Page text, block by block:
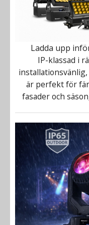
Ladda upp
IP-klassad i
är perfekt för
fasader och